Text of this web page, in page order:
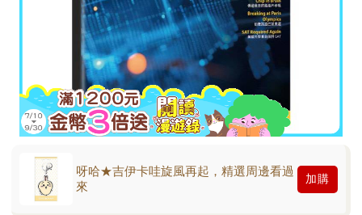
呀哈★吉伊卡哇旋風再起，精選周邊看過
來
加購